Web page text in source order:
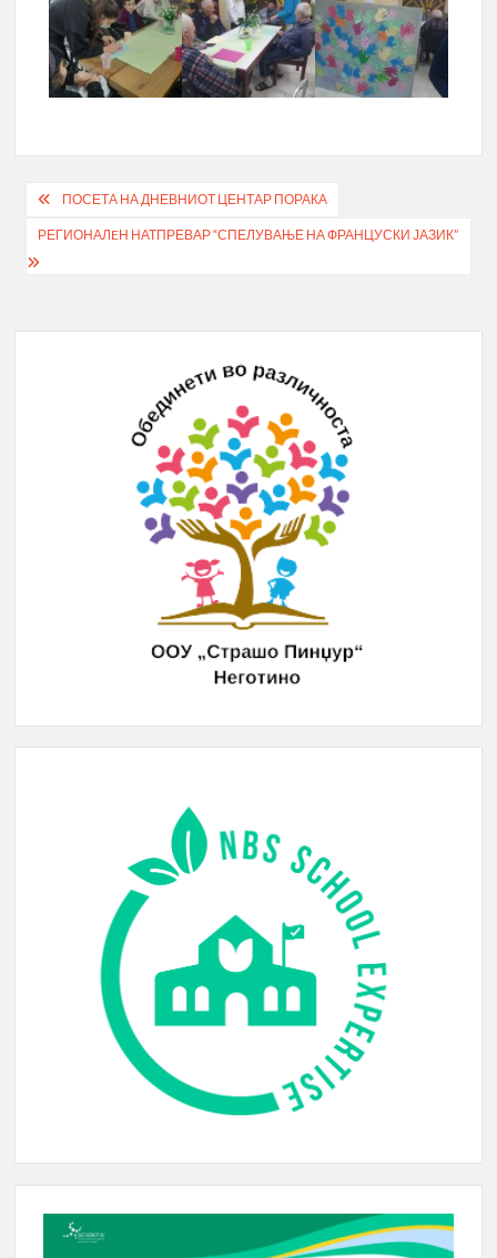
Post
navigation
ПОСЕТА НА ДНЕВНИОТ ЦЕНТАР ПОРАКА
РЕГИОНАЛEН НАТПРЕВАР “СПЕЛУВАЊЕ НА ФРАНЦУСКИ ЈАЗИК”